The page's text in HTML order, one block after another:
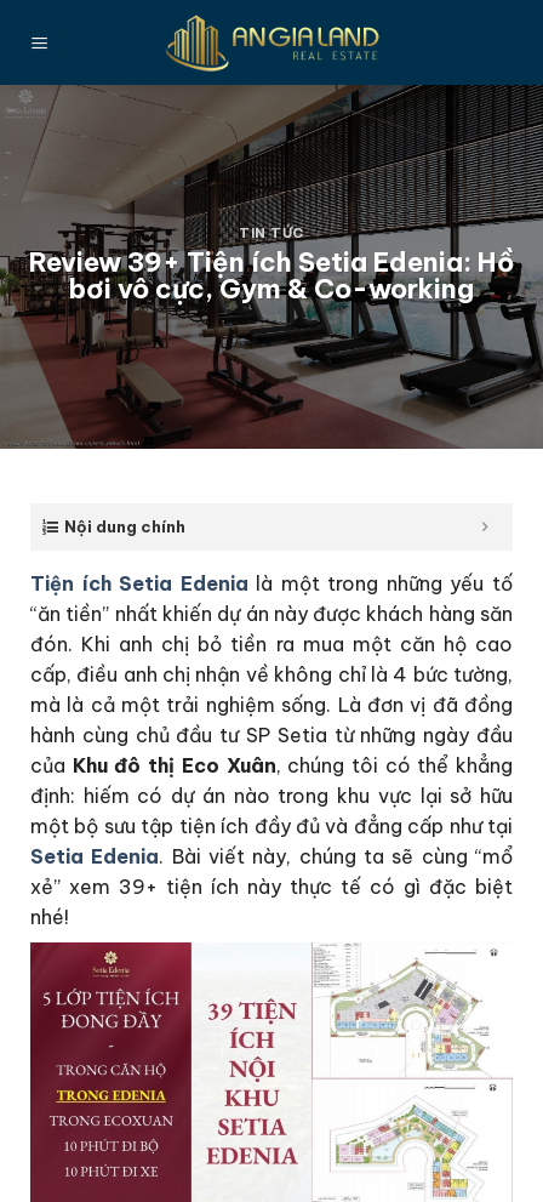
qua
dung
TIN TỨC
Review 39+ Tiện ích Setia Edenia: Hồ
bơi vô cực, Gym & Co-working
Nội dung chính
Tiện ích Setia Edenia là một trong những yếu tố
“ăn tiền” nhất khiến dự án này được khách hàng săn
đón. Khi anh chị bỏ tiền ra mua một căn hộ cao
cấp, điều anh chị nhận về không chỉ là 4 bức tường,
mà là cả một trải nghiệm sống. Là đơn vị đã đồng
hành cùng chủ đầu tư SP Setia từ những ngày đầu
của Khu đô thị Eco Xuân, chúng tôi có thể khẳng
định: hiếm có dự án nào trong khu vực lại sở hữu
một bộ sưu tập tiện ích đầy đủ và đẳng cấp như tại
Setia Edenia. Bài viết này, chúng ta sẽ cùng “mổ
xẻ” xem 39+ tiện ích này thực tế có gì đặc biệt
nhé!